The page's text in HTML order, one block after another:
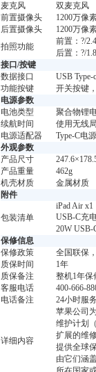
麦克风
双麦克风
前置摄像头
1200万像
后置摄像头
1200万像
拍照功能
前置：?/
后置：?/
接口/按键
数据接口
USB Type-c
功能按键
开关按键
电源参数
电池类型
聚合物锂
续航时间
使用无线
电源适配器
Type-C电
外观参数
产品尺寸
产品重量
462g
机壳材质
金属材质
附件
包装清单
iPad Air x1
USB-C充
20W USB-
保修信息
保修政策
全国联保
质保时间
1年
质保备注
整机1年保
客服电话
400-666-
电话备注
24小时服务
详细内容
苹果公司
维护计划
扩展的维
提供全球
由它们涵